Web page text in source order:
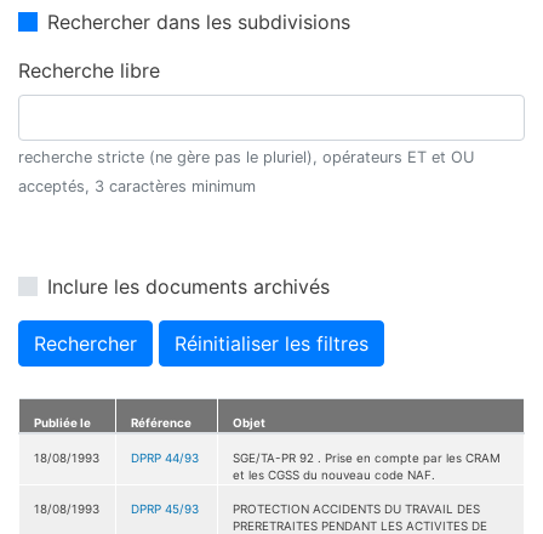
Rechercher dans les subdivisions
Recherche libre
recherche stricte (ne gère pas le pluriel), opérateurs ET et OU
acceptés, 3 caractères minimum
Inclure les documents archivés
Rechercher Réinitialiser les filtres
Publiée le Référence Objet
18/08/1993 DPRP 44/93
SGE/TA-PR 92 . Prise en compte par les CRAM
et les CGSS du nouveau code NAF.
18/08/1993 DPRP 45/93
PROTECTION ACCIDENTS DU TRAVAIL DES
PRERETRAITES PENDANT LES ACTIVITES DE